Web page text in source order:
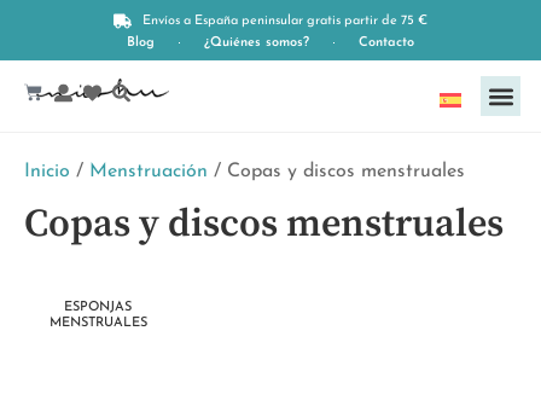
Envíos a España peninsular gratis partir de 75 €
Blog
¿Quiénes somos? Contacto
Español
Inicio / Menstruación / Copas y discos menstruales
Copas y discos menstruales
ESPONJAS
MENSTRUALES